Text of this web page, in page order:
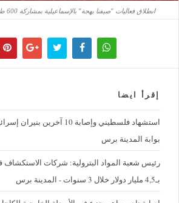
انطلاق فعاليات "صيفنا بهجة" بالإسماعيلية بمشاركة 600 طفل (فيديو وصور) - المدينة برس
إقرأ ايضا
استشهاد فلسطيني وإصابة 10
بوابة المدينة برس
رئيس شعبة المواد البترولية: شركات
بـ4,5 مليار دولار خلال 3 سنوات - المدينة برس